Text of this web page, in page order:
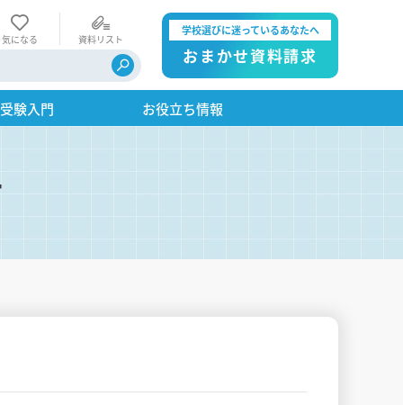
気になる 資料リスト
学校選びに迷っているあなたへ
おまかせ資料請求
験入門 お役立ち情報